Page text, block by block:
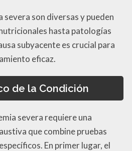
severa son diversas y pueden
hasta patologías
subyacente es crucial para
eficaz.
de la Condición
severa requiere una
que combine pruebas
En primer lugar, el